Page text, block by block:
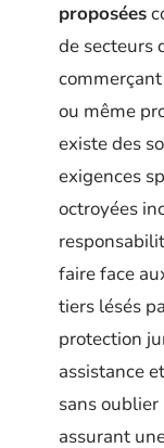
proposées
de secteurs
ou même
existe des
exigences
octroyées
faire face
tiers lésés
protection
assistance
sans
assurant